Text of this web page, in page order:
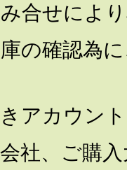
合せによ
の確認為
アカウン
社、ご購